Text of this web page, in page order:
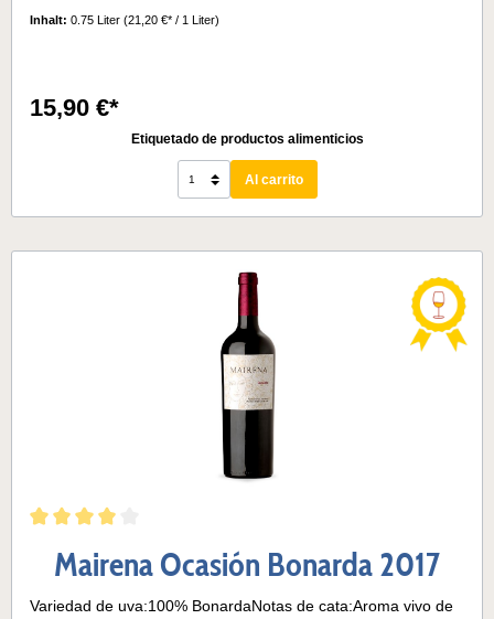
temperaturaSuelo: Arenoso, pedregosoNotas de cata:El vino
mucho más suave y jugoso y no tan tánica como podría
invierno.Temperatura de servicio: 15 a 17°CContenido de
alcohol: 15,0%Potencial de guarda estimado: 5 - 8 años
Inhalt: 0.75 Liter (21,20 €* / 1 Liter)
15,90 €*
Etiquetado de productos alimenticios
Al carrito
Mairena Ocasión Bonarda 2017
Variedad de uva:100% BonardaNotas de cata:Aroma vivo de